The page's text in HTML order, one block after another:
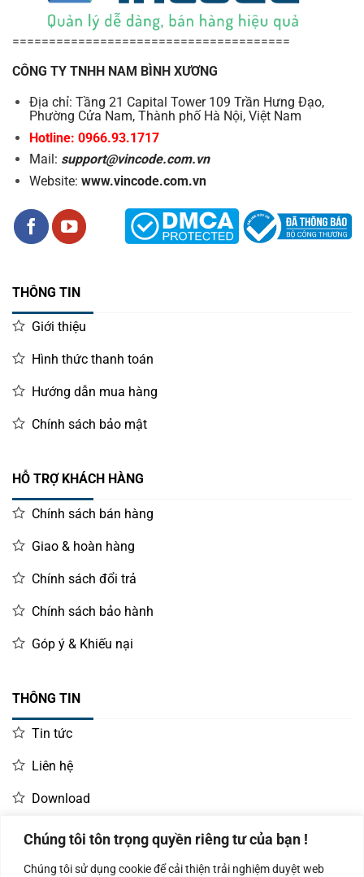
Chúng tôi tôn trọng quyền riêng tư của bạn !
Chúng tôi sử dụng cookie để cải thiện trải nghiệm duyệt web
======================================
CÔNG TY TNHH NAM BÌNH XƯƠNG
Địa chỉ: Tầng 21 Capital Tower 109 Trần Hưng Đạo,
Phường Cửa Nam, Thành phố Hà Nội, Việt Nam
Hotline: 0966.93.1717
Mail: support@vincode.com.vn
Website: www.vincode.com.vn
THÔNG TIN
Giới thiệu
Hình thức thanh toán
Hướng dẫn mua hàng
Chính sách bảo mật
HỖ TRỢ KHÁCH HÀNG
Chính sách bán hàng
Giao & hoàn hàng
Chính sách đổi trả
Chính sách bảo hành
Góp ý & Khiếu nại
THÔNG TIN
Tin tức
Liên hệ
Download
LIÊN HỆ MUA HÀNG